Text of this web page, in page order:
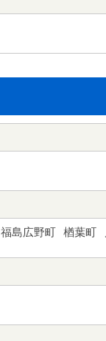
福島広野町 楢葉町